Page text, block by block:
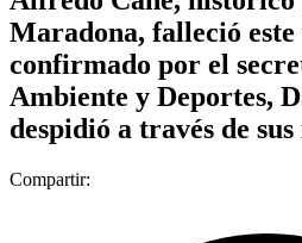
Maradona, falleció este
confirmado por el
Ambiente y Deportes,
despidió a través de sus
Compartir: